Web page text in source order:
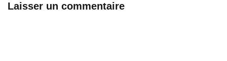
Laisser un commentaire